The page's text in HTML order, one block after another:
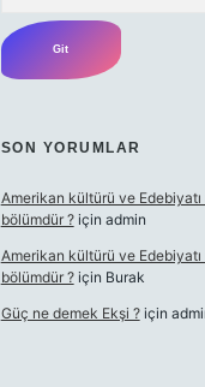
SON YORUMLAR
Amerikan kültürü ve Edebiyatı
bölümdür ?için admin
Amerikan kültürü ve Edebiyatı
bölümdür ?için Burak
Güç ne demek Ekşi ?için